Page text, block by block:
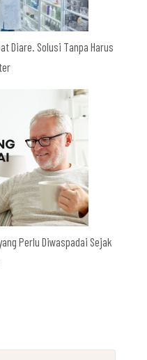
Diare. Solusi Tanpa Harus
Perlu Diwaspadai Sejak